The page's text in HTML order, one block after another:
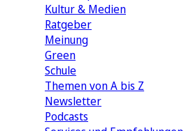
Kultur & Medien
Ratgeber
Meinung
Green
Schule
Themen von A bis Z
Newsletter
Podcasts